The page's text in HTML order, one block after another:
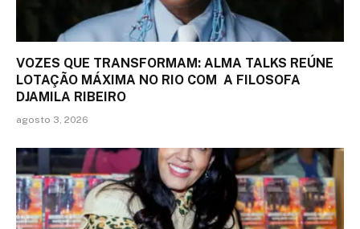
VOZES QUE TRANSFORMAM: ALMA TALKS REÚNE
LOTAÇÃO MÁXIMA NO RIO COM A FILOSOFA
DJAMILA RIBEIRO
agosto 3, 2026